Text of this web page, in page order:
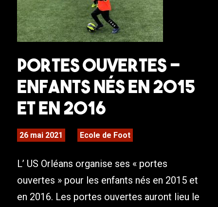
PORTES OUVERTES –
Enfants nés en 2015
et en 2016
26 mai 2021 Ecole de Foot
L’ US Orléans organise ses « portes
ouvertes » pour les enfants nés en 2015 et
en 2016. Les portes ouvertes auront lieu le